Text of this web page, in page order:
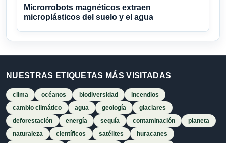
Microrrobots magnéticos extraen
microplásticos del suelo y el agua
NUESTRAS ETIQUETAS MÁS VISITADAS
clima océanos biodiversidad
incendios
cambio climático
agua geología
glaciares
deforestación
energía sequía contaminación
planeta
naturaleza
científicos satélites huracanes